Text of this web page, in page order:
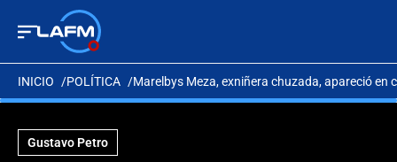
INICIO POLÍTICA Marelbys Meza, exniñera chuzada, apareció en
Gustavo Petro